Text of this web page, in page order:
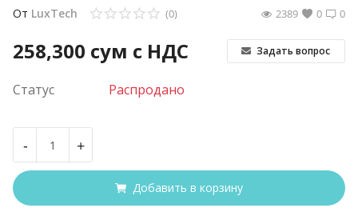
От LuxTech 0
(0) 0
2389
258,300 сум с НДС Задать вопрос
Статус Распродано
- +
Добавить в корзину